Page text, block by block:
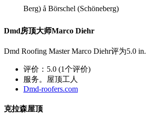
Berg) å Börschel (Schöneberg)
Dmd房顶大师Marco Diehr
Dmd Roofing Master Marco Diehr评为5.0 in.
评价：5.0 (1个评价)
服务。屋顶工人
Dmd-roofers.com
克拉森屋顶